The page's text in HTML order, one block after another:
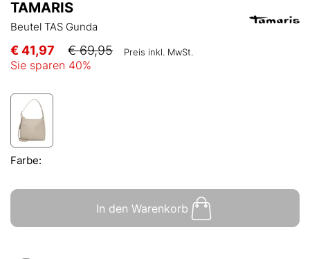
TAMARIS
Beutel TAS Gunda
€ 41,97 € 69,95 Preis inkl. MwSt.
Sie sparen 40%
Farbe:
In den Warenkorb